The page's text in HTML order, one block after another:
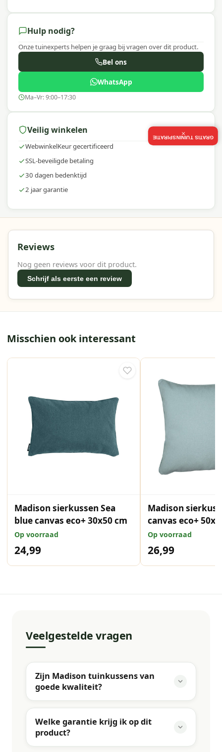
Hulp nodig?
Onze tuinexperts helpen je graag bij vragen over dit product.
Bel ons
WhatsApp
Ma–Vr: 9:00–17:30
Veilig winkelen
WebwinkelKeur gecertificeerd
SSL-beveiligde betaling
30 dagen bedenktijd
2 jaar garantie
Reviews
Nog geen reviews voor dit product.
Schrijf als eerste een review
Misschien ook interessant
Madison sierkussen Sea
blue canvas eco+ 30x50 cm
Op voorraad
24,99
Madison
canvas eco+
Op voorraad
26,99
Veelgestelde vragen
Zijn Madison tuinkussens van
goede kwaliteit?
Welke garantie krijg ik op dit
product?
GRATIS TUININSPIRATIE
×